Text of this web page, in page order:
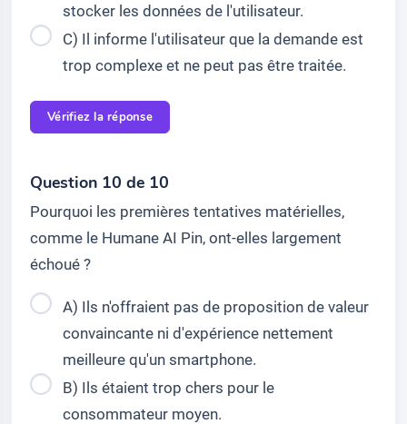
stocker les données de l'utilisateur.
C) Il informe l'utilisateur que la demande est
trop complexe et ne peut pas être traitée.
Vérifiez la réponse
Question 10 de 10
Pourquoi les premières tentatives matérielles,
comme le Humane AI Pin, ont-elles largement
échoué ?
A) Ils n'offraient pas de proposition de valeur
convaincante ni d'expérience nettement
meilleure qu'un smartphone.
B) Ils étaient trop chers pour le
consommateur moyen.